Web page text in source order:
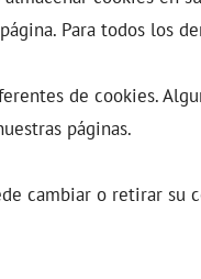
Para todos los
de cookies.
páginas.
cambiar o retirar su